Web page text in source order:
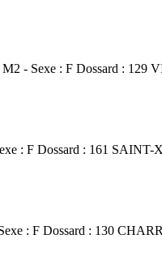
- Sexe : F Dossard : 129
: F Dossard : 161 SAINT-
: F Dossard : 130